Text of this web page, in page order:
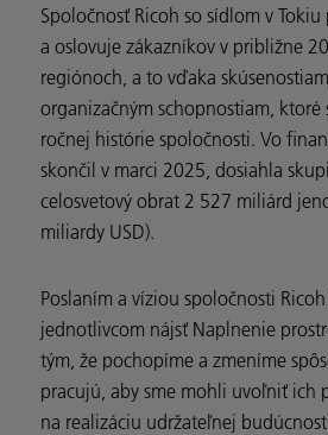
Spoločnosť Ricoh so sídlom v
a oslovuje zákazníkov v približne
regiónoch, a to vďaka
organizačným schopnostiam, ktoré
ročnej histórie spoločnosti. Vo
skončil v marci 2025, dosiahla
celosvetový obrat 2 527 miliárd
miliardy USD).
Poslaním a víziou spoločnosti
jednotlivcom nájsť Naplnenie
tým, že pochopíme a zmeníme
pracujú, aby sme mohli uvoľniť ich
na realizáciu udržateľnej